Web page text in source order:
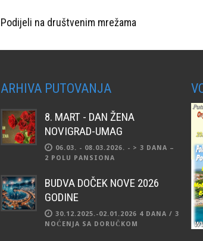
Podijeli na društvenim mrežama
ARHIVA PUTOVANJA
8. MART - DAN ŽENA
NOVIGRAD-UMAG
06.03. - 08.03.2026. - > 3 DANA –
2 POLU PANSIONA
BUDVA DOČEK NOVE 2026
GODINE
30.12.2025.-02.01.2026 4 DANA / 3
NOĆENJA SA DORUČKOM